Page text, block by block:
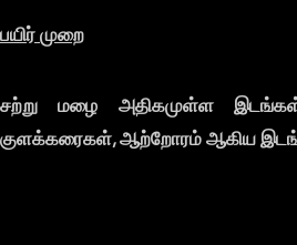
பயிர் முறை
சற்றுமழை அதிகமுள்ள
குளக்கரைகள்,ஆற்றோரம் ஆகிய